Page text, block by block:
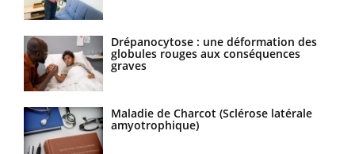
Drépanocytose : une déformation des
globules rouges aux conséquences
graves
Maladie de Charcot (Sclérose latérale
amyotrophique)